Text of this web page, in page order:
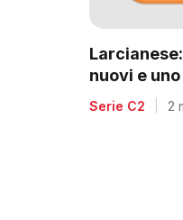
nuovi e
C2
Serie C2 2